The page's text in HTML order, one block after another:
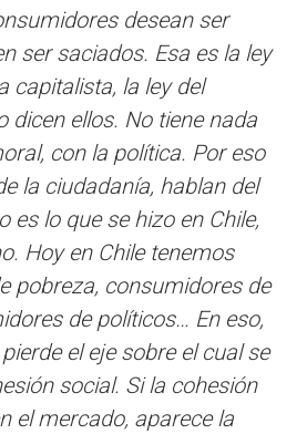
desean ser
ser saciados. Esa es la ley
capitalista, la ley del
dicen ellos. No tiene nada
con la política. Por eso
la ciudadanía, hablan del
es lo que se hizo en Chile,
Hoy en Chile tenemos
pobreza, consumidores de
de políticos… En eso,
el eje sobre el cual se
social. Si la cohesión
el mercado, aparece la